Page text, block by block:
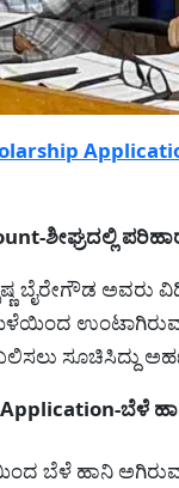
ಶೀಘ್ರದಲ್ಲಿ
ಬೈರೇಗೌಡ ಅವರು
ಉಂಟಾಗಿರುವ
ಸೂಚಿಸಿದ್ದು
ಬೆಳೆ
ಬೆಳೆ ಹಾನಿ ಅಗಿರುವ